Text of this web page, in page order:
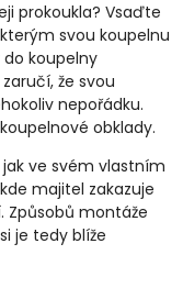
prokoukla? Vsaďte
svou koupelnu
koupelny
že svou
nepořádku.
obklady.
ve svém vlastním
majitel zakazuje
Způsobů montáže
je tedy blíže